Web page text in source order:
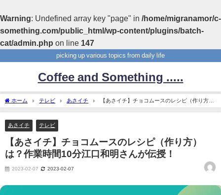
Warning: Undefined array key "page" in /home/migranamor/c-
something.com/public_html/wp-content/plugins/batch-
cat/admin.php on line 147
picking up various topics from daily life
Coffee and Something .....
ホーム テレビ あさイチ
【あさイチ】チョコムースのレシピ（作り方）
は？作業時間10分江口和明さんが伝授！
あさイチ テレビ
【あさイチ】チョコムースのレシピ（作り方）
は？作業時間10分江口和明さんが伝授！
2023-02-07 2023-02-07